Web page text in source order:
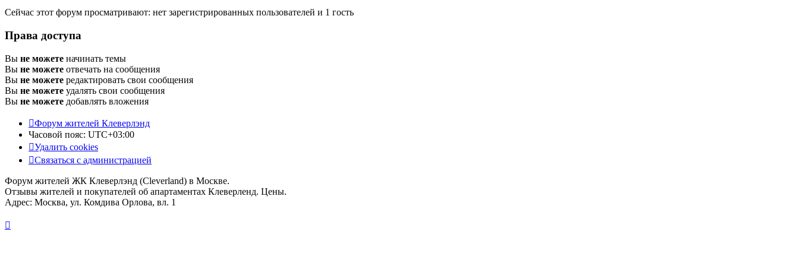
Сейчас этот форум просматривают: нет зарегистрированных пользователей и 1 гость
Права доступа
Вы не можете начинать темы
Вы не можете отвечать на сообщения
Вы не можете редактировать свои сообщения
Вы не можете удалять свои сообщения
Вы не можете добавлять вложения
Форум жителей Клеверлэнд
Часовой пояс: UTC+03:00
Удалить cookies
Связаться с администрацией
Форум жителей ЖК Клеверлэнд (Cleverland) в Москве.
Отзывы жителей и покупателей об апартаментах Клеверленд. Цены.
Адрес: Москва, ул. Комдива Орлова, вл. 1